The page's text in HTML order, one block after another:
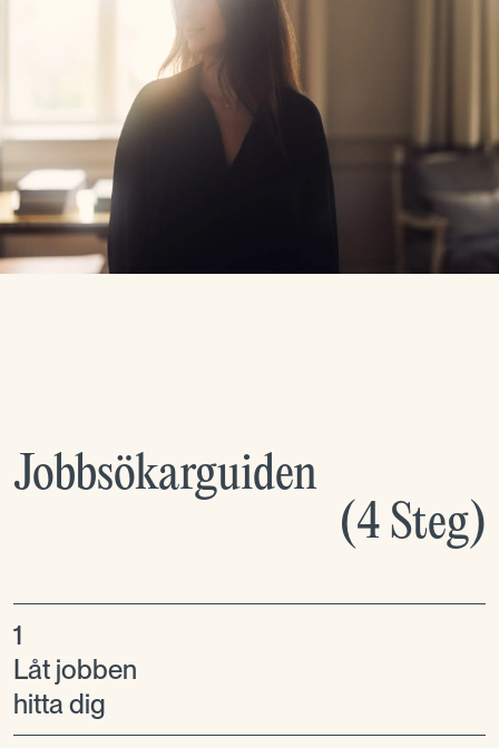
Jobbsökarguiden
(4 Steg)
1
Låt jobben
hitta dig